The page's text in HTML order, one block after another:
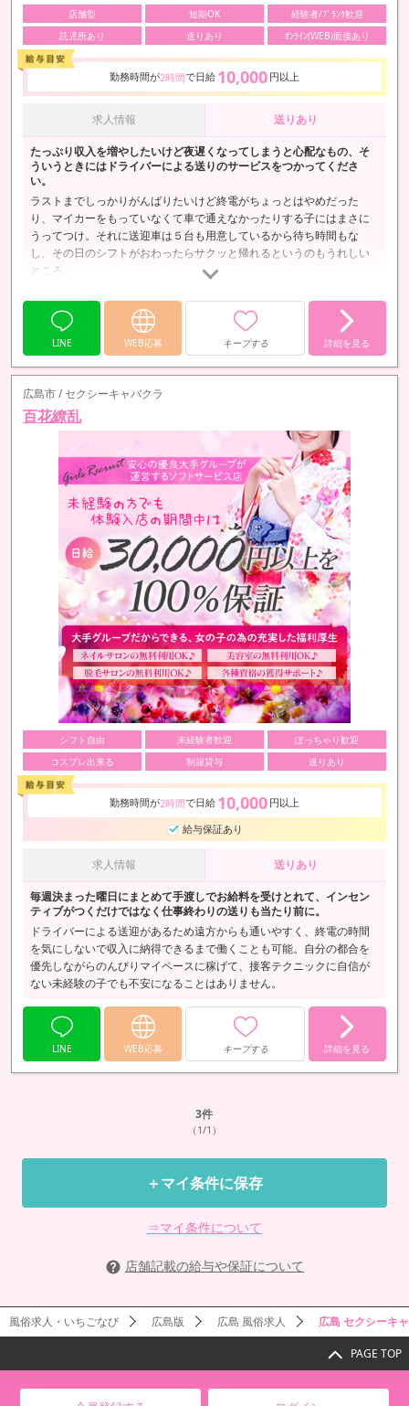
店舗型 短期OK
経験者/ﾌﾞﾗﾝｸ歓迎
託児所あり
送りあり ｵﾝﾗｲﾝ(WEB)面接あり
勤務時間が2時間で日給 10,000 円以上
求人情報 送りあり
たっぷり収入を増やしたいけど夜遅くなってしまうと心配なもの、そ
ういうときにはドライバーによる送りのサービスをつかってくださ
い。
ラストまでしっかりがんばりたいけど終電がちょっとはやめだった
り、マイカーをもっていなくて車で通えなかったりする子にはまさに
うってつけ。それに送迎車は５台も用意しているから待ち時間もな
し、その日のシフトがおわったらサクッと帰れるというのもうれしい
ところ。
LINE WEB応募 キープする 詳細を見る
広島市 / セクシーキャバクラ
百花繚乱
シフト自由 未経験者歓迎
ぽっちゃり歓迎
コスプレ出来る
制服貸与 送りあり
勤務時間が2時間で日給 10,000 円以上
給与保証あり
求人情報 送りあり
毎週決まった曜日にまとめて手渡しでお給料を受けとれて、インセン
ティブがつくだけではなく仕事終わりの送りも当たり前に。
ドライバーによる送迎があるため遠方からも通いやすく、終電の時間
を気にしないで収入に納得できるまで働くことも可能。自分の都合を
優先しながらのんびりマイペースに稼げて、接客テクニックに自信が
ない未経験の子でも不安になることはありません。
LINE WEB応募 キープする 詳細を見る
3件
（1/1）
＋マイ条件に保存
⇒マイ条件について
店舗記載の給与や保証について
風俗求人・いちごなび 広島版 広島 風俗求人 広島 セクシーキ
PAGE TOP